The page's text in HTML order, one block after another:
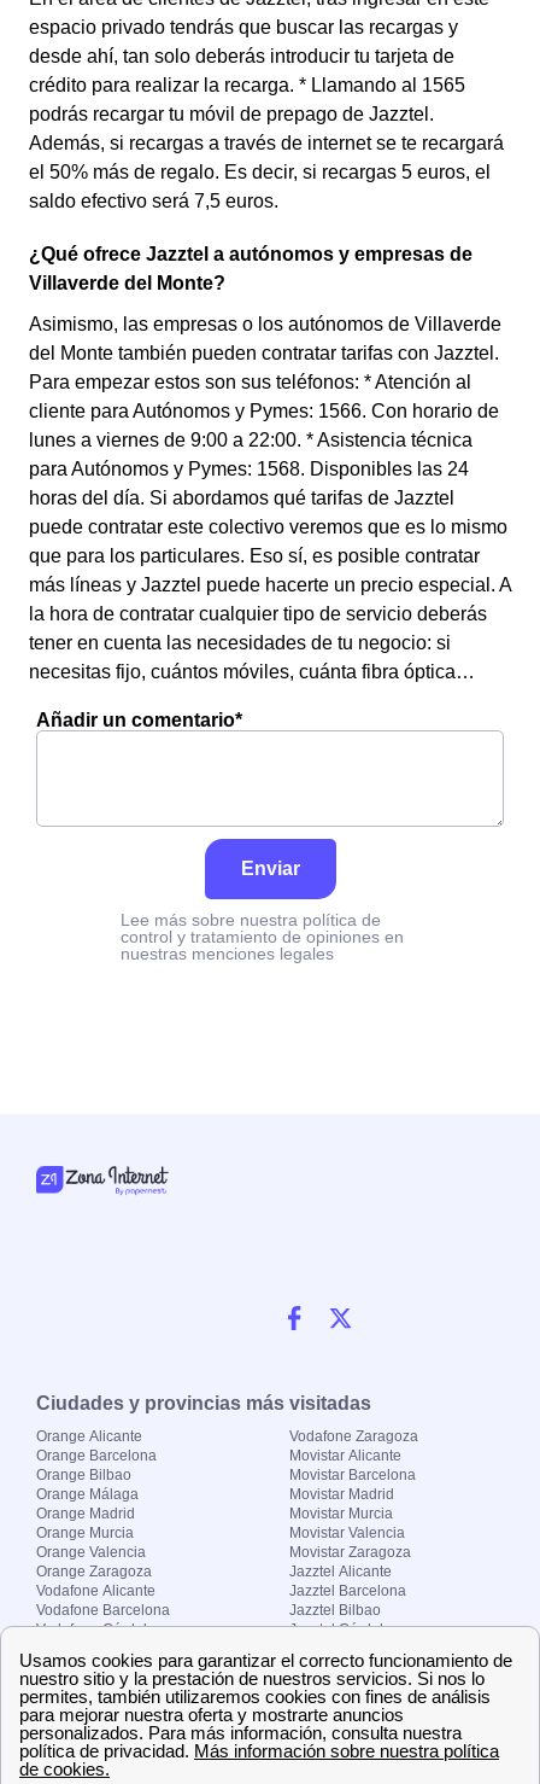
espacio privado tendrás que buscar las recargas y
desde ahí, tan solo deberás introducir tu tarjeta de
crédito para realizar la recarga. * Llamando al 1565
podrás recargar tu móvil de prepago de Jazztel.
Además, si recargas a través de internet se te recargará
el 50% más de regalo. Es decir, si recargas 5 euros, el
saldo efectivo será 7,5 euros.
¿Qué ofrece Jazztel a autónomos y empresas de
Villaverde del Monte?
Asimismo, las empresas o los autónomos de Villaverde
del Monte también pueden contratar tarifas con Jazztel.
Para empezar estos son sus teléfonos: * Atención al
cliente para Autónomos y Pymes: 1566. Con horario de
lunes a viernes de 9:00 a 22:00. * Asistencia técnica
para Autónomos y Pymes: 1568. Disponibles las 24
horas del día. Si abordamos qué tarifas de Jazztel
puede contratar este colectivo veremos que es lo mismo
que para los particulares. Eso sí, es posible contratar
más líneas y Jazztel puede hacerte un precio especial. A
la hora de contratar cualquier tipo de servicio deberás
tener en cuenta las necesidades de tu negocio: si
necesitas fijo, cuántos móviles, cuánta fibra óptica…
Añadir un comentario*
Enviar
Lee más sobre nuestra política de
control y tratamiento de opiniones en
nuestras menciones legales
Ciudades y provincias más visitadas
Orange Alicante
Orange Barcelona
Orange Bilbao
Orange Málaga
Orange Madrid
Orange Murcia
Orange Valencia
Orange Zaragoza
Vodafone Alicante
Vodafone Barcelona
Vodafone Córdoba
Vodafone Madrid
Vodafone Murcia
Vodafone Valencia
Vodafone Zaragoza
Movistar Alicante
Movistar Barcelona
Movistar Madrid
Movistar Murcia
Movistar Valencia
Movistar Zaragoza
Jazztel Alicante
Jazztel Barcelona
Jazztel Bilbao
Jazztel Córdoba
Jazztel Málaga
Jazztel Valencia
Jazztel Zaragoza
Sobre Zona-internet.com
¿Quiénes somos?